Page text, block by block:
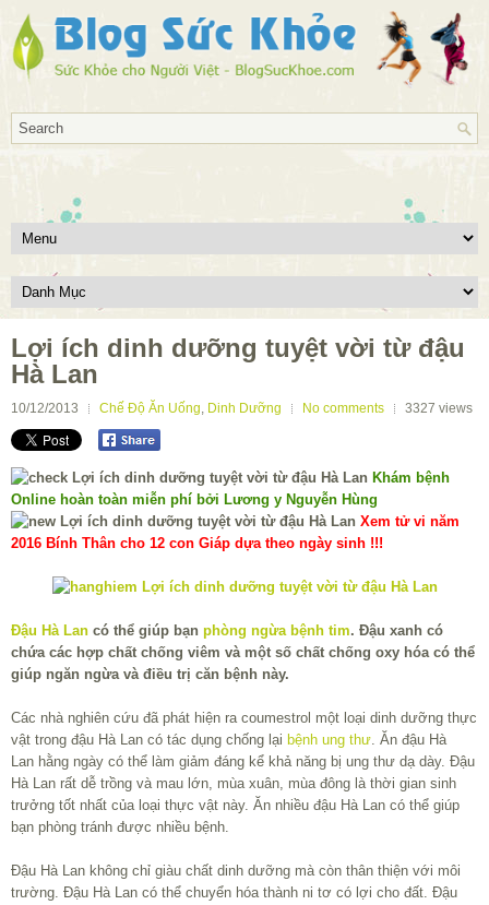
Lợi ích dinh dưỡng tuyệt vời từ đậu
Hà Lan
10/12/2013 Chế Độ Ăn Uống, Dinh Dưỡng No comments 3327 views
Khám bệnh
Online hoàn toàn miễn phí bởi Lương y Nguyễn Hùng
Xem tử vi năm
2016 Bính Thân cho 12 con Giáp dựa theo ngày sinh !!!
Đậu Hà Lan có thể giúp bạn phòng ngừa bệnh tim. Đậu xanh có
chứa các hợp chất chống viêm và một số chất chống oxy hóa có thể
giúp ngăn ngừa và điều trị căn bệnh này.
Các nhà nghiên cứu đã phát hiện ra coumestrol một loại dinh dưỡng thực
vật trong đậu Hà Lan có tác dụng chống lại bệnh ung thư. Ăn đậu Hà
Lan hằng ngày có thể làm giảm đáng kể khả năng bị ung thư dạ dày. Đậu
Hà Lan rất dễ trồng và mau lớn, mùa xuân, mùa đông là thời gian sinh
trưởng tốt nhất của loại thực vật này. Ăn nhiều đậu Hà Lan có thể giúp
bạn phòng tránh được nhiều bệnh.
Đậu Hà Lan không chỉ giàu chất dinh dưỡng mà còn thân thiện với môi
trường. Đậu Hà Lan có thể chuyển hóa thành ni tơ có lợi cho đất. Đậu